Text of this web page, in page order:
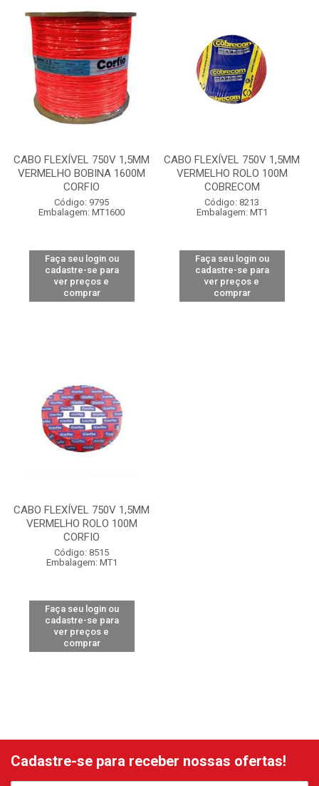
CABO FLEXÍVEL 750V 1,5MM
VERMELHO BOBINA 1600M
CORFIO
Código: 9795
Embalagem: MT1600
Faça seu login ou
cadastre-se para
ver preços e
comprar
CABO FLEXÍVEL 750V 1,5MM
VERMELHO ROLO 100M
COBRECOM
Código: 8213
Embalagem: MT1
Faça seu login ou
cadastre-se para
ver preços e
comprar
CABO FLEXÍVEL 750V 1,5MM
VERMELHO ROLO 100M
CORFIO
Código: 8515
Embalagem: MT1
Faça seu login ou
cadastre-se para
ver preços e
comprar
Cadastre-se para receber nossas ofertas!